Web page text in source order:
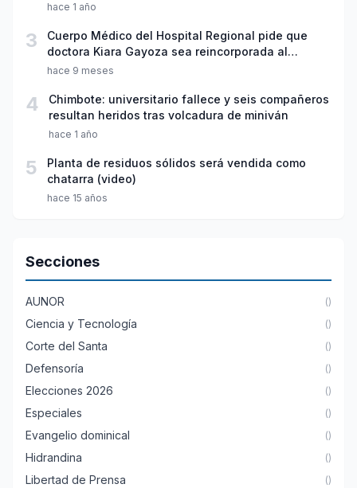
hace 1 año
3
Cuerpo Médico del Hospital Regional pide que
doctora Kiara Gayoza sea reincorporada al
servicio de Pediatría
hace 9 meses
4
Chimbote: universitario fallece y seis compañeros
resultan heridos tras volcadura de miniván
hace 1 año
5
Planta de residuos sólidos será vendida como
chatarra (video)
hace 15 años
Secciones
AUNOR ()
Ciencia y Tecnología ()
Corte del Santa ()
Defensoría ()
Elecciones 2026 ()
Especiales ()
Evangelio dominical ()
Hidrandina ()
Libertad de Prensa ()